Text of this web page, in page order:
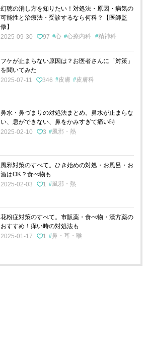
幻聴の消し方を知りたい！対処法・原因・病気の
可能性と治療法・受診するなら何科？【医師監
修】
2025-09-30
97 心 心療内科 精神科
フケが止まらない原因は？お医者さんに「対策」
を聞いてみた
2025-07-11
346 皮膚 皮膚科
鼻水・鼻づまりの対処法まとめ。鼻水が止まらな
い、息ができない、鼻をかみすぎて痛い時
2025-02-10
3 風邪・熱
風邪対策のすべて。ひき始めの対処・お風呂・お
酒はOK？食べ物も
2025-02-03
1 風邪・熱
花粉症対策のすべて。市販薬・食べ物・漢方薬の
おすすめ！痒い時の対処法も
2025-01-17
1 鼻・耳・喉